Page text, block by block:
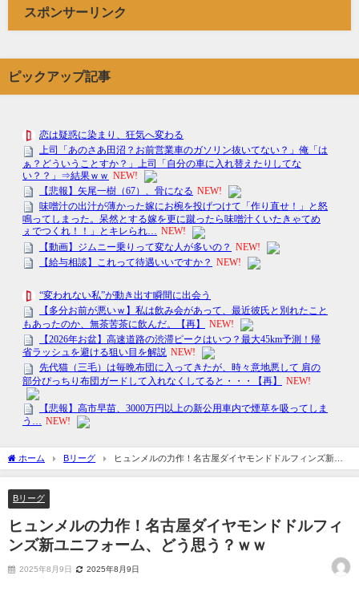
スポンサーリンク
ピックアップ記事
ホーム Bリーグ
ヒュンメルの力作！名古屋ダイヤモンドドルフィンズ新ユ
ニフォーム、どう思う？ｗｗ
Bリーグ
ヒュンメルの力作！名古屋ダイヤモンドドルフィ
ンズ新ユニフォーム、どう思う？ｗｗ
2025年8月9日 2025年8月9日